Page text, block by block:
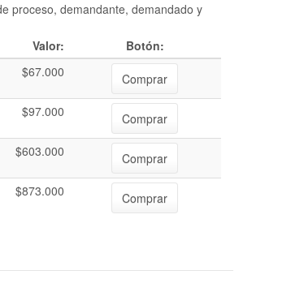
proceso, demandante, demandado y
Valor:
Botón:
$67.000
Comprar
$97.000
Comprar
$603.000
Comprar
$873.000 Comprar